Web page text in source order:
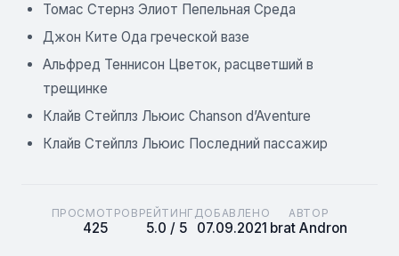
Томас Стернз Элиот Пепельная Среда
Джон Ките Ода греческой вазе
Альфред Теннисон Цветок, расцветший в
трещинке
Клайв Стейплз Льюис Chanson d’Aventure
Клайв Стейплз Льюис Последний пассажир
ПРОСМОТРОВ
425
РЕЙТИНГ
5.0 / 5
ДОБАВЛЕНО
07.09.2021
АВТОР
brat Andron